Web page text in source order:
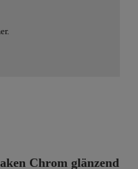
Chrom glänzend